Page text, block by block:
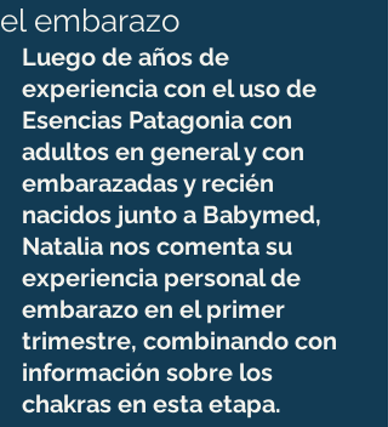
el embarazo
Luego de años de
experiencia con el uso de
Esencias Patagonia con
adultos en general y con
embarazadas y recién
nacidos junto a Babymed,
Natalia nos comenta su
experiencia personal de
embarazo en el primer
trimestre, combinando con
información sobre los
chakras en esta etapa.